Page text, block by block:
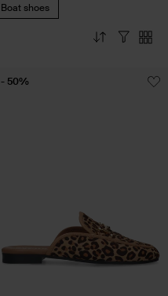
Boat shoes
- 50%